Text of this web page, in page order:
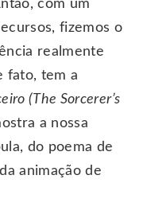
com um
fizemos o
realmente
fato, tem a
(The Sorcerer’s
a nossa
do poema de
animação de